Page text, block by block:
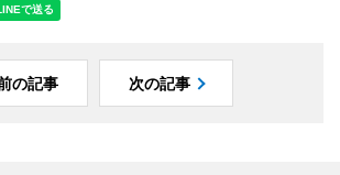
の記事 次の記事